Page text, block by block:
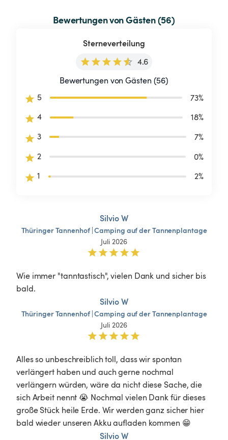
Bewertungen von Gästen (56)
Sterneverteilung
4.6
Bewertungen von Gästen (56)
5
73%
4
18%
3
7%
2
0%
1
2%
Silvio W
ThüringerTannenhof |Camping aufderTannenplantage
Juli 2026
Wie immer "tanntastisch", vielen Dank und sicher bis
bald.
Silvio W
ThüringerTannenhof |Camping aufderTannenplantage
Juli 2026
Alles so unbeschreiblich toll, dass wir spontan
verlängert haben und auch gerne nochmal
verlängern würden, wäre da nicht diese Sache, die
sich Arbeit nennt 😭 Nochmal vielen Dank für dieses
große Stück heile Erde. Wir werden ganz sicher hier
bald wieder unseren Akku aufladen kommen 😁
Silvio W